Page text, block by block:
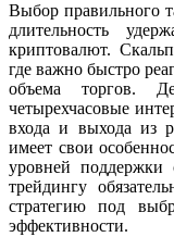
Выбор правильного
длительность
криптовалют.
где важно быстро
объема торгов.
четырехчасовые
входа и выхода из
имеет свои
уровней
трейдингу
стратегию под
эффективности.